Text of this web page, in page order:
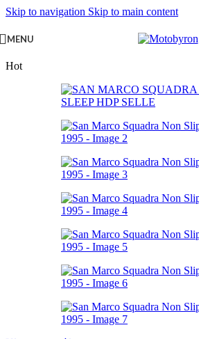
Skip to navigation Skip to main content
MENU
Hot